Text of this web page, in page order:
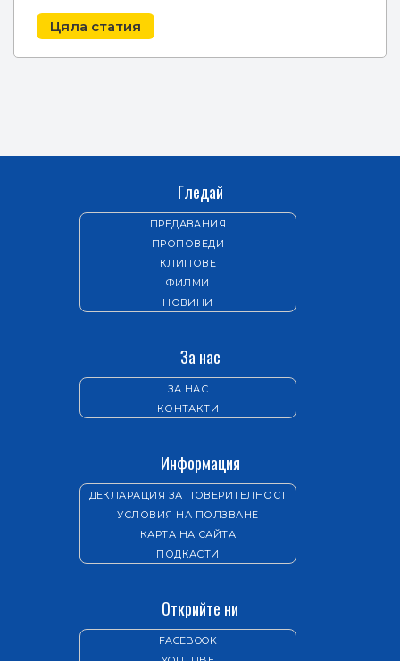
Цяла статия
Гледай
ПРЕДАВАНИЯ
ПРОПОВЕДИ
КЛИПОВЕ
ФИЛМИ
НОВИНИ
За нас
ЗА НАС
КОНТАКТИ
Информация
ДЕКЛАРАЦИЯ ЗА ПОВЕРИТЕЛНОСТ
УСЛОВИЯ НА ПОЛЗВАНЕ
КАРТА НА САЙТА
ПОДКАСТИ
Открийте ни
FACEBOOK